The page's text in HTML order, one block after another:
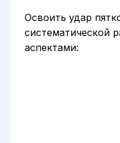
Освоить удар
систематической
аспектами: